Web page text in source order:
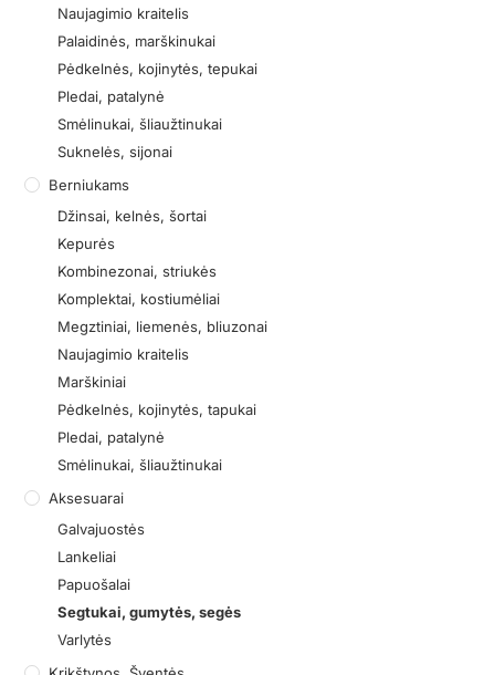
Naujagimio kraitelis
Palaidinės, marškinukai
Pėdkelnės, kojinytės, tepukai
Pledai, patalynė
Smėlinukai, šliaužtinukai
Suknelės, sijonai
Berniukams
Džinsai, kelnės, šortai
Kepurės
Kombinezonai, striukės
Komplektai, kostiumėliai
Megztiniai, liemenės, bliuzonai
Naujagimio kraitelis
Marškiniai
Pėdkelnės, kojinytės, tapukai
Pledai, patalynė
Smėlinukai, šliaužtinukai
Aksesuarai
Galvajuostės
Lankeliai
Papuošalai
Segtukai, gumytės, segės
Varlytės